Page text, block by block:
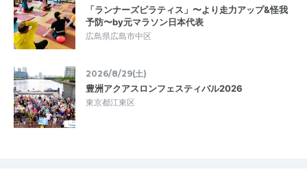
「ランナーズピラティス」〜より走力アップ&怪我
予防〜by元マラソン日本代表
広島県広島市中区
2026/8/29(土)
豊洲アクアスロンフェスティバル2026
東京都江東区